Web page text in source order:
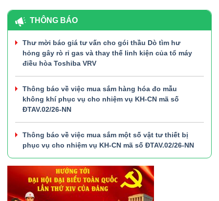
THÔNG BÁO
Thư mời báo giá tư vấn cho gói thầu Dò tìm hư
hỏng gây rò rỉ gas và thay thế linh kiện của tổ máy
điều hòa Toshiba VRV
Thông báo về việc mua sắm hàng hóa đo mẫu
không khí phục vụ cho nhiệm vụ KH-CN mã số
ĐTAV.02/26-NN
Thông báo về việc mua sắm một số vật tư thiết bị
phục vụ cho nhiệm vụ KH-CN mã số ĐTAV.02/26-NN